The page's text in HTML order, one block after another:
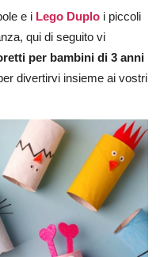
e i Lego Duplo i piccoli
qui di seguito vi
per bambini di 3 anni
divertirvi insieme ai vostri